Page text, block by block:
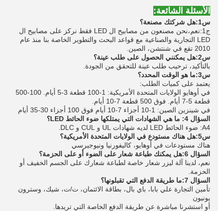
الأسئلة الشائعة:
س1:هل شركتك مصنعة؟
ج1:نعم،نحن مصنعون من مصابيح ال LED فقط نركز على مصابيح ال
LED التجارية والصناعية مع قواعد البحث والتطوير الخاصة بنا منذ عام
2010 تقع في شنتشن، الصين.
س2:هل يمكنني الحصول على طلب عينة؟
بالتأكيد، ترحيب طلب عينة للتحقق من الجودة.
س3:ما هو الوقت المحدد؟
يعتمد على كميات الطلب:
في أوهايو الولايات المتحدة الأمريكية: 1-100 قطعة 3-5 أيام. 100-500
قطعة 5-7 أيام. فوق 500 قطعة 7-10 أيام.
في شينزين الصين: 1-10 أجزاء 7-10 أيام فوق 100 أجزاء 30-35 أيام
السؤال 4: ما هي الشهادات التي يمتلكها ضوء الحائط LED؟
A4: ضوء الحائط LED لديه شهادات UL و CUL و DLC.
س5:هل هناك مستودع في الولايات المتحدة الأمريكية؟
هناك مستودعات في أوهايو، كاليفورنيا ونيوجيرسي
السؤال 6:
هل يمكنك طباعة شعار على الضوء أو على الحزمة؟
نعم، لدينا آلة ليزر شعار خاصة لطباعة شعارك على الجسم الخفيف أو
الحزمة.
السؤال 7:
ما طريقة الدفع التي تقبلونها؟
تأمين التجارة علي بابا، باي بال، بطاقة الائتمان، ت/ت، شيك، وسترون
يونيون
أو استشرنا مباشرة عن طريقة الدفع الخاصة التي تريدها.